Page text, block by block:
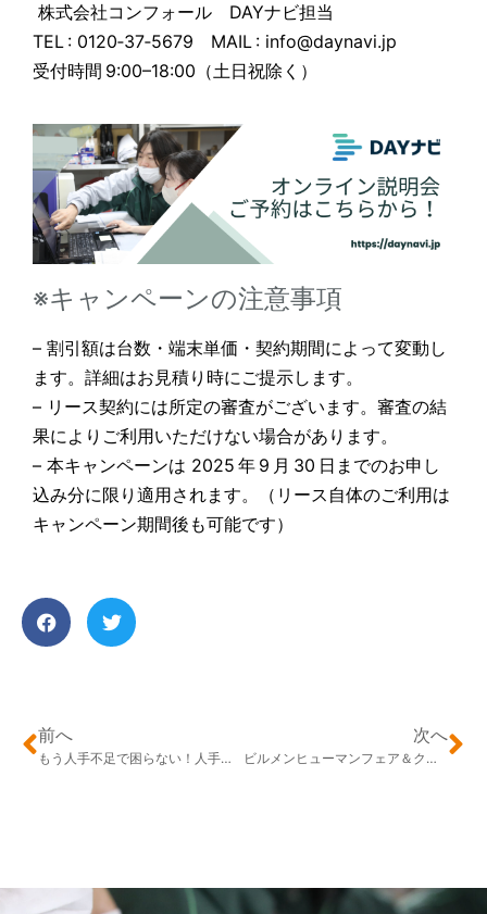
株式会社コンフォール DAYナビ担当
TEL : 0120‑37‑5679 MAIL : info@daynavi.jp
受付時間 9:00–18:00（土日祝除く）
※キャンペーンの注意事項
– 割引額は台数・端末単価・契約期間によって変動し
ます。詳細はお見積り時にご提示します。
– リース契約には所定の審査がございます。審査の結
果によりご利用いただけない場合があります。
– 本キャンペーンは 2025 年 9 月 30 日までのお申し
込み分に限り適用されます。（リース自体のご利用は
キャンペーン期間後も可能です）
前へ
もう人手不足で困らない！人手不足対策セミナー開催のお知らせ
次へ
ビルメンヒューマンフェア＆クリーンEXPO2025へ出展します！